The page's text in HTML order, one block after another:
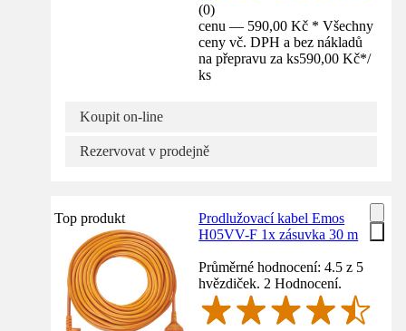
(0)
cenu — 590,00 Kč * Všechny
ceny vč. DPH a bez nákladů
na přepravu za ks590,00 Kč*/
ks
Koupit on-line
Rezervovat v prodejně
Top produkt
Prodlužovací kabel Emos
H05VV-F 1x zásuvka 30 m
Průměrné hodnocení: 4.5 z 5
hvězdiček. 2 Hodnocení.